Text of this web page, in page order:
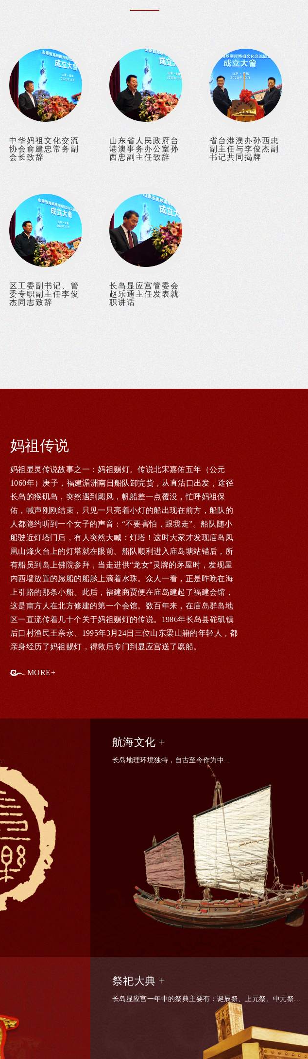
中华妈祖文化交流
协会俞建忠常务副
会长致辞
山东省人民政府台
港澳事务办公室孙
西忠副主任致辞
省台港澳办孙西忠
副主任与李俊杰副
书记共同揭牌
区工委副书记、管
委专职副主任李俊
杰同志致辞
长岛显应宫管委会
赵乐通主任发表就
职讲话
妈祖传说
妈祖显灵传说故事之一：妈祖赐灯。传说北宋嘉佑五年（公元
1060年）庚子，福建湄洲南日船队卸完货，从直沽口出发，途径
长岛的猴矶岛，突然遇到飓风，帆船差一点覆没，忙呼妈祖保
佑，喊声刚刚结束，只见一只亮着小灯的船出现在前方，船队的
人都隐约听到一个女子的声音：“不要害怕，跟我走”。船队随小
船驶近灯塔门后，有人突然大喊：灯塔！这时大家才发现庙岛凤
凰山烽火台上的灯塔就在眼前。船队顺利进入庙岛塘站锚后，所
有船员到岛上佛院参拜，当走进供“龙女”灵牌的茅屋时，发现屋
内西墙放置的愿船的船舷上滴着水珠。众人一看，正是昨晚在海
上引路的那条小船。此后，福建商贾便在庙岛建起了福建会馆，
这是南方人在北方修建的第一个会馆。数百年来，在庙岛群岛地
区一直流传着几十个关于妈祖赐灯的传说。1986年长岛县砣矶镇
后口村渔民王亲永、1995年3月24日三位山东梁山籍的年轻人，都
亲身经历了妈祖赐灯，得救后专门到显应宫送了愿船。
MORE+
航海文化 +
长岛地理环境独特，自古至今作为中...
祭祀大典 +
长岛显应宫一年中的祭典主要有：诞辰祭、上元祭、中元祭...